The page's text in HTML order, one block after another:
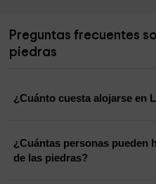
Preguntas frecuentes
piedras
¿Cuánto cuesta alojarse en
¿Cuántas personas pueden
de las piedras?